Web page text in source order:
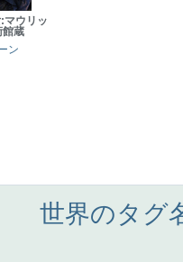
マウリッ
館蔵
ン
世界のタグ